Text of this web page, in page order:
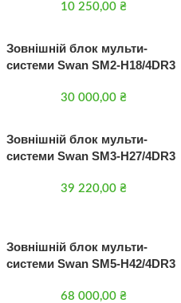
10 250,00 ₴
Зовнішній блок мульти-
системи Swan SM2-H18/4DR3
30 000,00 ₴
Зовнішній блок мульти-
системи Swan SM3-H27/4DR3
39 220,00 ₴
Зовнішній блок мульти-
системи Swan SM5-H42/4DR3
68 000,00 ₴